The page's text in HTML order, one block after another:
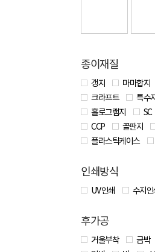
종이재질
갱지 마마합지
크라프트
특수
홀로그램지
SC
CCP
골판지
플라스틱케이스
인쇄방식
UV 인쇄 수지인
후가공
거울부착 금박